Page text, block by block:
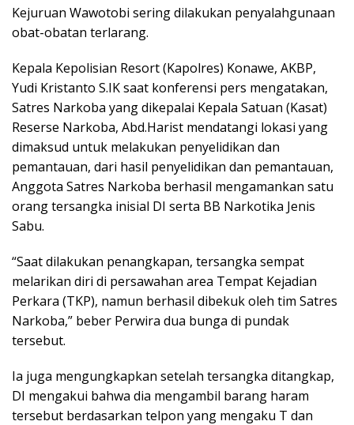
Kejuruan Wawotobi sering dilakukan penyalahgunaan
obat-obatan terlarang.
Kepala Kepolisian Resort (Kapolres) Konawe, AKBP,
Yudi Kristanto S.IK saat konferensi pers mengatakan,
Satres Narkoba yang dikepalai Kepala Satuan (Kasat)
Reserse Narkoba, Abd.Harist mendatangi lokasi yang
dimaksud untuk melakukan penyelidikan dan
pemantauan, dari hasil penyelidikan dan pemantauan,
Anggota Satres Narkoba berhasil mengamankan satu
orang tersangka inisial DI serta BB Narkotika Jenis
Sabu.
“Saat dilakukan penangkapan, tersangka sempat
melarikan diri di persawahan area Tempat Kejadian
Perkara (TKP), namun berhasil dibekuk oleh tim Satres
Narkoba,” beber Perwira dua bunga di pundak
tersebut.
Ia juga mengungkapkan setelah tersangka ditangkap,
DI mengakui bahwa dia mengambil barang haram
tersebut berdasarkan telpon yang mengaku T dan